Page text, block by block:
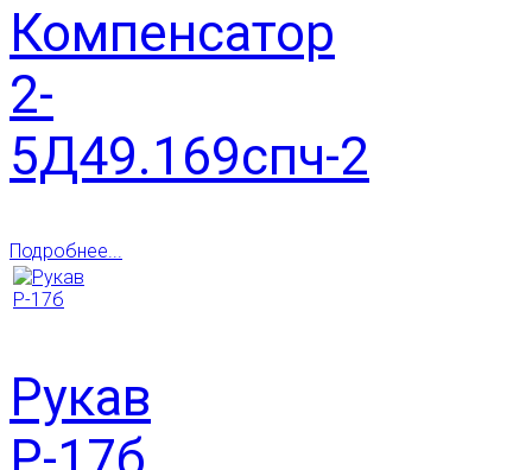
Компенсатор
2-
5Д49.169спч-2
Подробнее...
Рукав